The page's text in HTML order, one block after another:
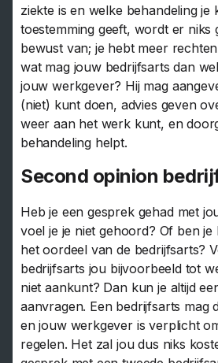
ziekte is en welke behandeling je
toestemming geeft, wordt er niks
bewust van; je hebt meer
wat mag jouw bedrijfsarts dan
jouw werkgever? Hij mag
(niet) kunt doen, advies geven
weer aan het werk kunt, en
behandeling helpt.
Second opinion
Heb je een gesprek gehad met
voel je je niet gehoord? Of ben je
het oordeel van de bedrijfsarts?
bedrijfsarts jou bijvoorbeeld tot
niet aankunt? Dan kun je altijd
aanvragen. Een bedrijfsarts mag
en jouw werkgever is verplicht
regelen. Het zal jou dus niks